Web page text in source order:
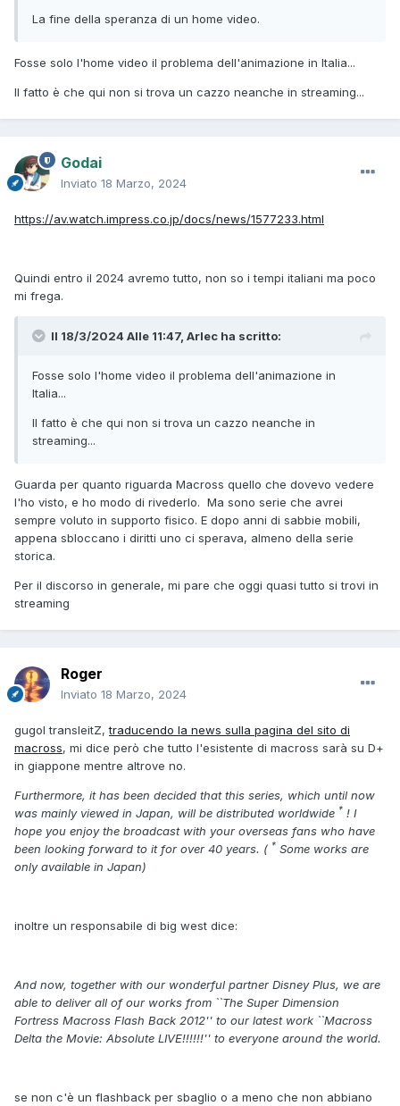
La fine della speranza di un home video.
Fosse solo l'home video il problema dell'animazione in Italia...
Il fatto è che qui non si trova un cazzo neanche in streaming...
Godai
Inviato 18 Marzo, 2024
https://av.watch.impress.co.jp/docs/news/1577233.html
Quindi entro il 2024 avremo tutto, non so i tempi italiani ma poco
mi frega.
Il 18/3/2024 Alle 11:47, Arlec ha scritto:
Fosse solo l'home video il problema dell'animazione in
Italia...
Il fatto è che qui non si trova un cazzo neanche in
streaming...
Guarda per quanto riguarda Macross quello che dovevo vedere
l'ho visto, e ho modo di rivederlo. Ma sono serie che avrei
sempre voluto in supporto fisico. E dopo anni di sabbie mobili,
appena sbloccano i diritti uno ci sperava, almeno della serie
storica.
Per il discorso in generale, mi pare che oggi quasi tutto si trovi in
streaming
Roger
Inviato 18 Marzo, 2024
gugol transleitZ,traducendo la news sulla pagina del sito di
macross, mi dice però che tutto l'esistente di macross sarà su D+
in giappone mentre altrove no.
Furthermore, it has been decided that this series, which until now
was mainly viewed in Japan, will be distributed worldwide * ! I
hope you enjoy the broadcast with your overseas fans who have
been looking forward to it for over 40 years. ( * Some works are
only available in Japan)
inoltre un responsabile di big west dice:
And now, together with our wonderful partner Disney Plus, we are
able to deliver all of our works from ``The Super Dimension
Fortress Macross Flash Back 2012'' to our latest work ``Macross
Delta the Movie: Absolute LIVE!!!!!!'' to everyone around the world.
se non c'è un flashback per sbaglio o a meno che non abbiano